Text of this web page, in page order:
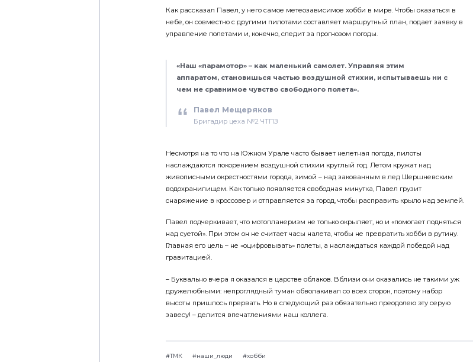
Как рассказал Павел, у него самое метеозависимое хобби в мире. Чтобы оказаться в
небе, он совместно с другими пилотами составляет маршрутный план, подает заявку в
управление полетами и, конечно, следит за прогнозом погоды.
«Наш «парамотор» – как маленький самолет. Управляя этим
аппаратом, становишься частью воздушной стихии, испытываешь ни с
чем не сравнимое чувство свободного полета».
Павел Мещеряков
Бригадир цеха №2 ЧТПЗ
Несмотря на то что на Южном Урале часто бывает нелетная погода, пилоты
наслаждаются покорением воздушной стихии круглый год. Летом кружат над
живописными окрестностями города, зимой – над закованным в лед Шершневским
водохранилищем. Как только появляется свободная минутка, Павел грузит
снаряжение в кроссовер и отправляется за город, чтобы расправить крыло над землей.
Павел подчеркивает, что мотопланеризм не только окрыляет, но и «помогает подняться
над суетой». При этом он не считает часы налета, чтобы не превратить хобби в рутину.
Главная его цель – не «оцифровывать» полеты, а наслаждаться каждой победой над
гравитацией.
– Буквально вчера я оказался в царстве облаков. Вблизи они оказались не такими уж
дружелюбными: непроглядный туман обволакивал со всех сторон, поэтому набор
высоты пришлось прервать. Но в следующий раз обязательно преодолею эту серую
завесу! – делится впечатлениями наш коллега.
#ТМК #наши_люди #хобби